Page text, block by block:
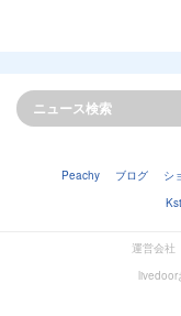
Peachy ブログ シ
運営会社
livedoor